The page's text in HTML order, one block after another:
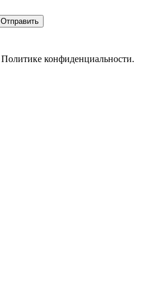
Отправить
Политике конфиденциальности.